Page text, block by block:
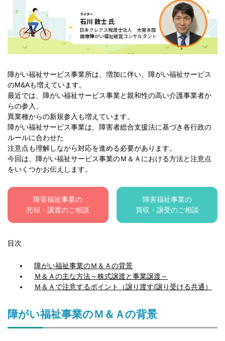
障がい福祉サービス事業所は、増加に伴い、障がい福祉サービス
のM&Aも増えています。
最近では、障がい福祉サービス事業と親和性の高い介護事業者か
らの参入、
異業種からの新規参入も増えています。
障がい福祉サービス事業は、障害者総合支援法に基づき各行政の
ルールに合わせた
注意点も理解しながら対応を進める必要があります。
今回は、障がい福祉サービス事業のＭ＆Ａにおける方法と注意点
をいくつかお伝えします。
障害福祉事業の
売却・譲渡のご相談
障害福祉事業の
買収・譲受のご相談
目次
障がい福祉事業のＭ＆Ａの背景
Ｍ＆Ａの主な方法～株式譲渡と事業譲渡～
Ｍ＆Ａで注意するポイント（譲り渡す/譲り受ける共通）
障がい福祉事業のＭ＆Ａの背景